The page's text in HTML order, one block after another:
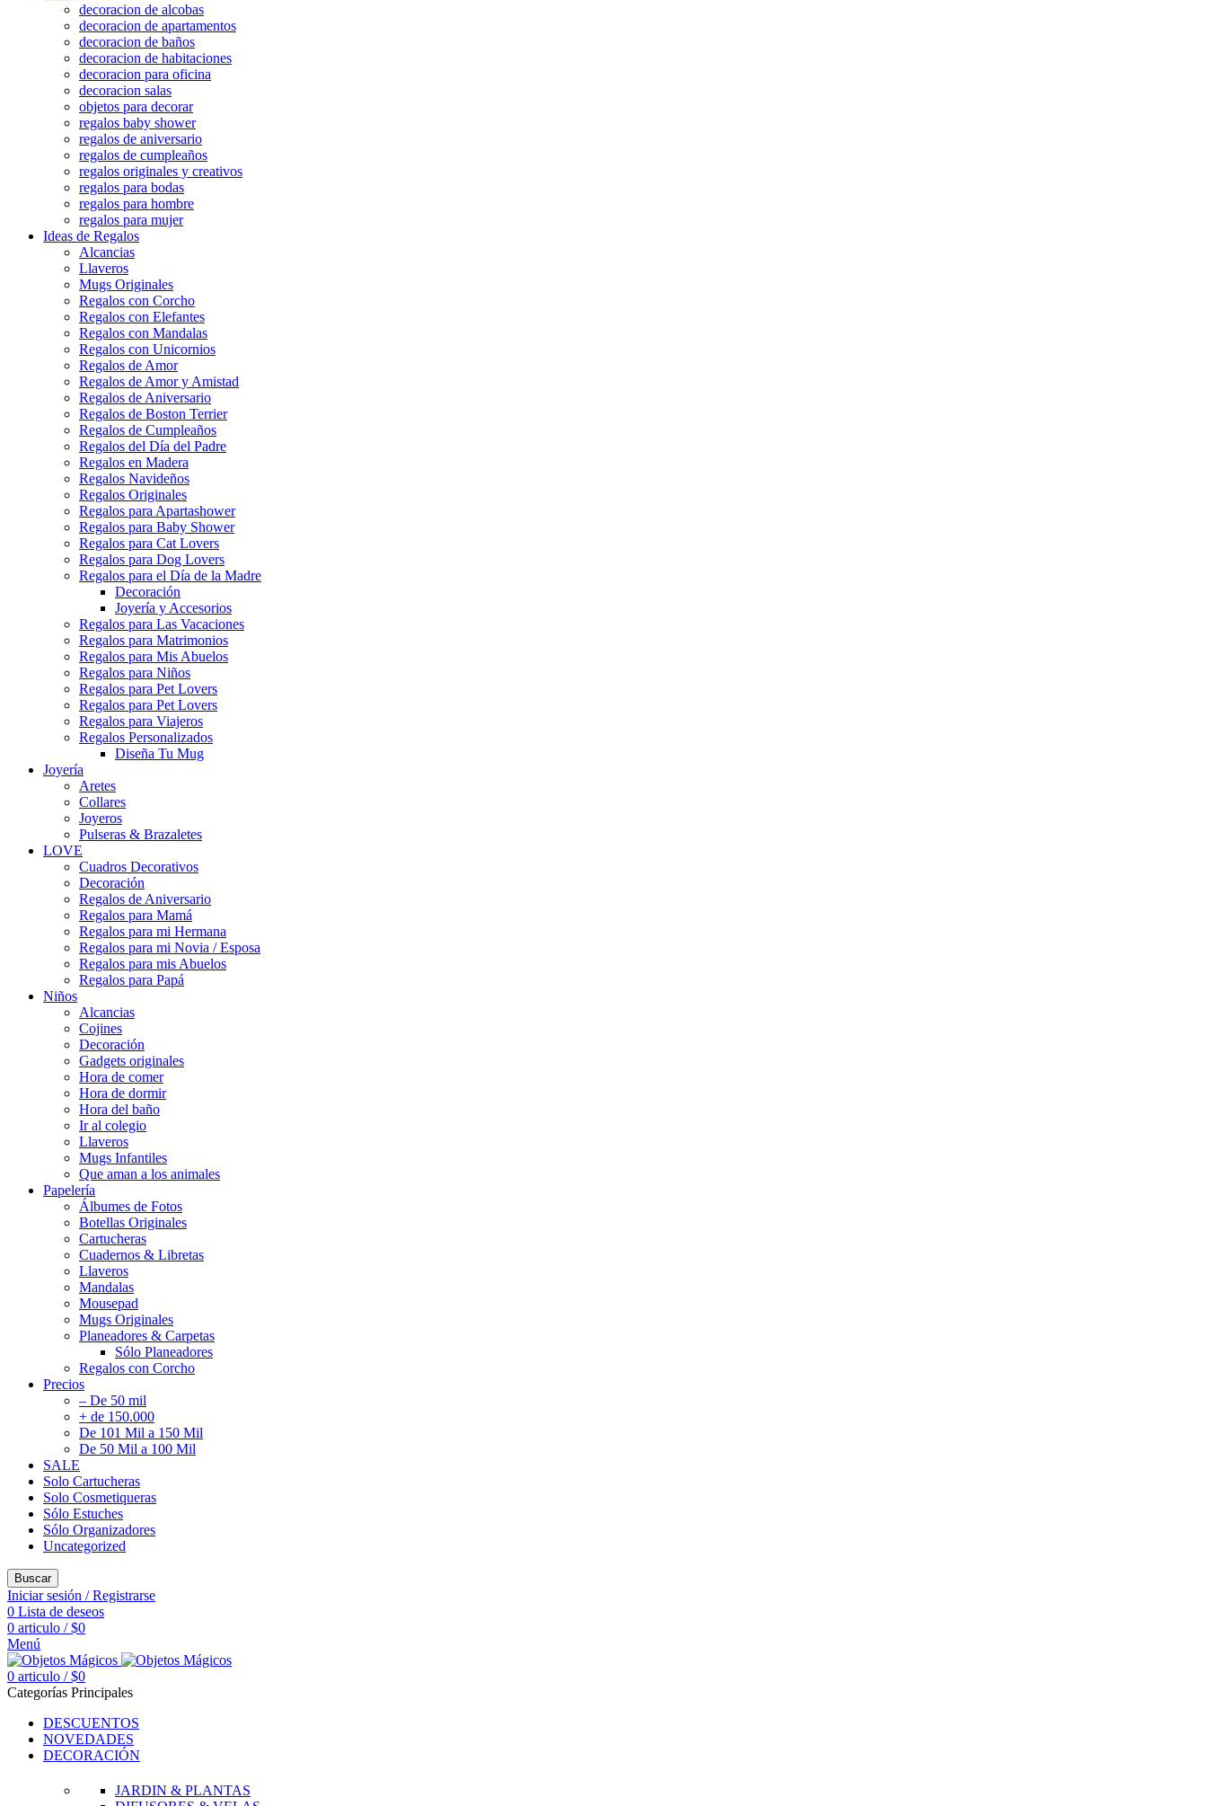
decoracion de alcobas
decoracion de apartamentos
decoracion de baños
decoracion de habitaciones
decoracion para oficina
decoracion salas
objetos para decorar
regalos baby shower
regalos de aniversario
regalos de cumpleaños
regalos originales y creativos
regalos para bodas
regalos para hombre
regalos para mujer
Ideas de Regalos
Alcancias
Llaveros
Mugs Originales
Regalos con Corcho
Regalos con Elefantes
Regalos con Mandalas
Regalos con Unicornios
Regalos de Amor
Regalos de Amor y Amistad
Regalos de Aniversario
Regalos de Boston Terrier
Regalos de Cumpleaños
Regalos del Día del Padre
Regalos en Madera
Regalos Navideños
Regalos Originales
Regalos para Apartashower
Regalos para Baby Shower
Regalos para Cat Lovers
Regalos para Dog Lovers
Regalos para el Día de la Madre
Decoración
Joyería y Accesorios
Regalos para Las Vacaciones
Regalos para Matrimonios
Regalos para Mis Abuelos
Regalos para Niños
Regalos para Pet Lovers
Regalos para Pet Lovers
Regalos para Viajeros
Regalos Personalizados
Diseña Tu Mug
Joyería
Aretes
Collares
Joyeros
Pulseras & Brazaletes
LOVE
Cuadros Decorativos
Decoración
Regalos de Aniversario
Regalos para Mamá
Regalos para mi Hermana
Regalos para mi Novia / Esposa
Regalos para mis Abuelos
Regalos para Papá
Niños
Alcancias
Cojines
Decoración
Gadgets originales
Hora de comer
Hora de dormir
Hora del baño
Ir al colegio
Llaveros
Mugs Infantiles
Que aman a los animales
Papelería
Álbumes de Fotos
Botellas Originales
Cartucheras
Cuadernos & Libretas
Llaveros
Mandalas
Mousepad
Mugs Originales
Planeadores & Carpetas
Sólo Planeadores
Regalos con Corcho
Precios
– De 50 mil
+ de 150.000
De 101 Mil a 150 Mil
De 50 Mil a 100 Mil
SALE
Solo Cartucheras
Solo Cosmetiqueras
Sólo Estuches
Sólo Organizadores
Uncategorized
Buscar
Iniciar sesión / Registrarse
0 Lista de deseos
0 articulo / $0
Menú
0 articulo / $0
Categorías Principales
DESCUENTOS
NOVEDADES
DECORACIÓN
JARDIN & PLANTAS